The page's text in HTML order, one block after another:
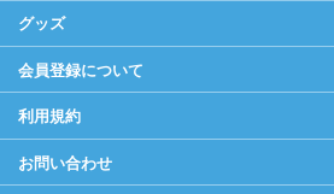
グッズ
会員登録について
利用規約
お問い合わせ